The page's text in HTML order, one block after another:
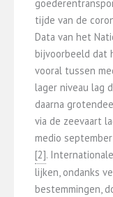
tijde van de
Data van het
bijvoorbeeld dat
vooral tussen
lager niveau lag
daarna
via de zeevaart
medio
​[2]​.
lijken, ondanks
bestemmingen,